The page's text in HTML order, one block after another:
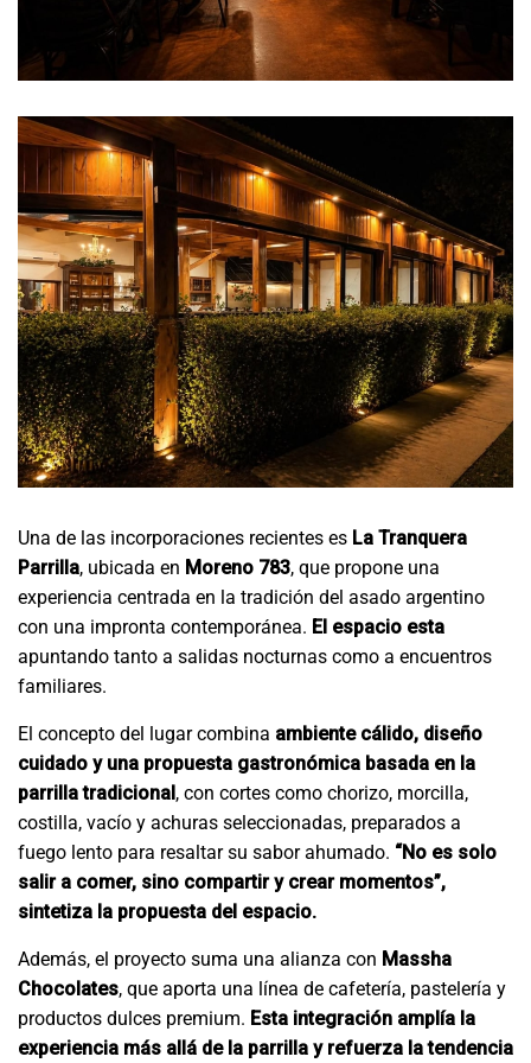
Una de las incorporaciones recientes es La Tranquera
Parrilla, ubicada en Moreno 783, que propone una
experiencia centrada en la tradición del asado argentino
con una impronta contemporánea. El espacio esta
apuntando tanto a salidas nocturnas como a encuentros
familiares.
El concepto del lugar combina ambiente cálido, diseño
cuidado y una propuesta gastronómica basada en la
parrilla tradicional , con cortes como chorizo, morcilla,
costilla, vacío y achuras seleccionadas, preparados a
fuego lento para resaltar su sabor ahumado. “No es solo
salir a comer, sino compartir y crear momentos”,
sintetiza la propuesta del espacio.
Además, el proyecto suma una alianza con Massha
Chocolates, que aporta una línea de cafetería, pastelería y
productos dulces premium. Esta integración amplía la
experiencia más allá de la parrilla y refuerza la tendencia